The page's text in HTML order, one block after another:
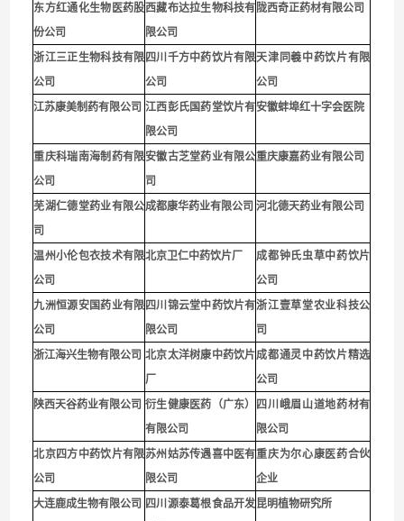
东方红通化生物医药股
份公司
西藏布达拉生物科技有
限公司
陇西奇正药材有限公司
浙江三正生物科技有限
公司
四川千方中药饮片有限
公司
天津同羲中药饮片有限
公司
江苏康美制药有限公司 江西彭氏国药堂饮片有
限公司
安徽蚌埠红十字会医院
重庆科瑞南海制药有限
公司
安徽古芝堂药业有限公
司
重庆康嘉药业有限公司
芜湖仁德堂药业有限公
司
成都康华药业有限公司 河北德天药业有限公司
温州小伦包衣技术有限
公司
北京卫仁中药饮片厂
成都钟氏虫草中药饮片
公司
九洲恒源安国药业有限
公司
四川锦云堂中药饮片有
限公司
浙江壹草堂农业科技公
司
浙江海兴生物有限公司 北京太洋树康中药饮片
厂
成都通灵中药饮片精选
公司
陕西天谷药业有限公司 衍生健康医药（广东）
有限公司
四川峨眉山道地药材有
限公司
北京四方中药饮片有限
公司
苏州姑苏传遇喜中医有
限公司
重庆为尔心康医药合伙
企业
大连鹿成生物有限公司 四川源泰葛根食品开发昆明植物研究所